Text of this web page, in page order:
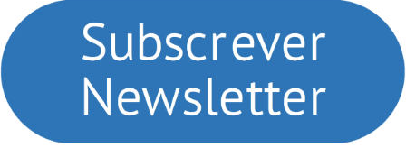
compromisso com o
automobilismo nacional
continua em 2026
Volta” com descontos de